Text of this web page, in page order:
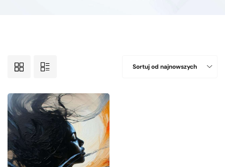
Sortuj od najnowszych